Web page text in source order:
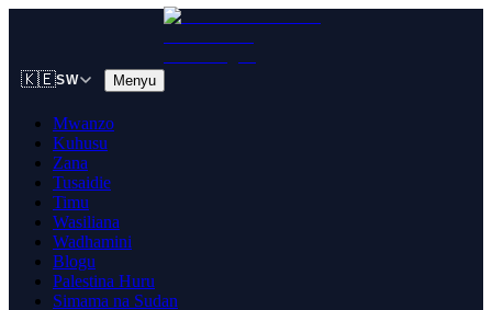
🇰🇪SW Menyu
Mwanzo
Kuhusu
Zana
Tusaidie
Timu
Wasiliana
Wadhamini
Blogu
Palestina Huru
Simama na Sudan